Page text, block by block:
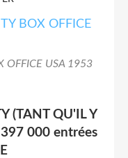
OFFICE USA 1953
(TANT QU'IL Y
000 entrées